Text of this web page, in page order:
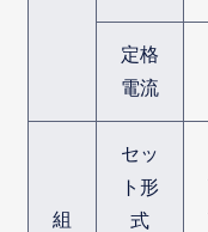
定格
電流
組
セッ
ト形
式